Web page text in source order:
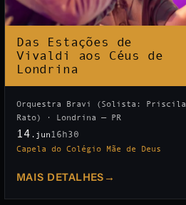
Das Estações de
Vivaldi aos Céus de
Londrina
Orquestra Bravi (Solista: Priscila
Rato) · Londrina — PR
14 .jun 16h30
Capela do Colégio Mãe de Deus
MAIS DETALHES →